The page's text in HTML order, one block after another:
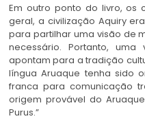
Em outro ponto do livro, os
geral, a civilização Aquiry
para partilhar uma visão de
necessário. Portanto,
apontam para a tradição
língua Aruaque tenha sido
franca para comunicação
origem provável do
Purus.”